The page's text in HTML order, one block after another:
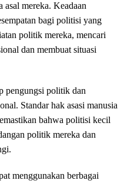
asal mereka. Keadaan
bagi politisi yang
politik mereka, mencari
dan membuat situasi
pengungsi politik dan
Standar hak asasi manusia
bahwa politisi kecil
politik mereka dan
menggunakan berbagai